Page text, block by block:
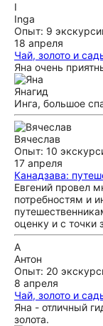
I
Inga
Опыт: 9
18 апреля
Чай, золото и
Яна очень
Янагид
Инга, большое
Вячеслав
Опыт: 10
17 апреля
Канадзава:
Евгений провел
потребностям и
оценку и с точки
А
Антон
Опыт: 20
8 апреля
Чай, золото и
Яна - отличный
золота.